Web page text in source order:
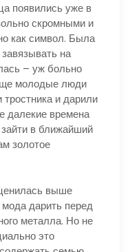
появились уже в
скромными и
как символ. Была
на
– уж больно
молодые люди
и дарили
далекие времена
в ближайший
золотое
выше
дарить перед
металла. Но не
это